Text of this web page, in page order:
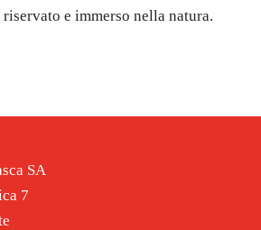
e immerso nella natura.
SA
7